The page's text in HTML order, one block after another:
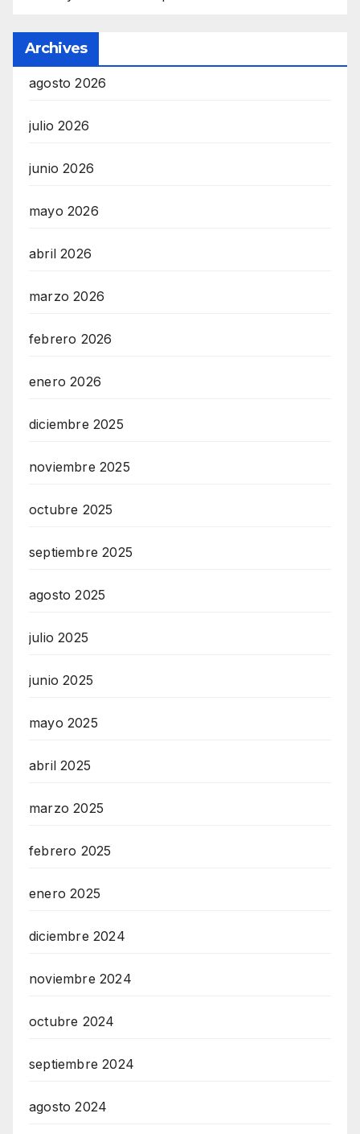
Archives
agosto 2026
julio 2026
junio 2026
mayo 2026
abril 2026
marzo 2026
febrero 2026
enero 2026
diciembre 2025
noviembre 2025
octubre 2025
septiembre 2025
agosto 2025
julio 2025
junio 2025
mayo 2025
abril 2025
marzo 2025
febrero 2025
enero 2025
diciembre 2024
noviembre 2024
octubre 2024
septiembre 2024
agosto 2024